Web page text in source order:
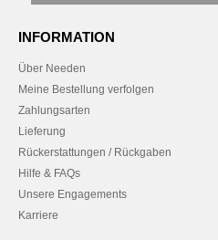
INFORMATION
Über Needen
Meine Bestellung verfolgen
Zahlungsarten
Lieferung
Rückerstattungen / Rückgaben
Hilfe & FAQs
Unsere Engagements
Karriere